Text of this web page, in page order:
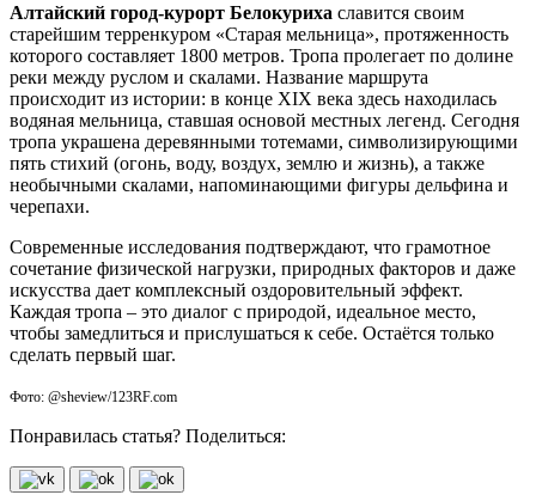
Алтайский город-курорт Белокуриха славится своим
старейшим терренкуром «Старая мельница», протяженность
которого составляет 1800 метров. Тропа пролегает по долине
реки между руслом и скалами. Название маршрута
происходит из истории: в конце XIX века здесь находилась
водяная мельница, ставшая основой местных легенд. Сегодня
тропа украшена деревянными тотемами, символизирующими
пять стихий (огонь, воду, воздух, землю и жизнь), а также
необычными скалами, напоминающими фигуры дельфина и
черепахи.
Современные исследования подтверждают, что грамотное
сочетание физической нагрузки, природных факторов и даже
искусства дает комплексный оздоровительный эффект.
Каждая тропа – это диалог с природой, идеальное место,
чтобы замедлиться и прислушаться к себе. Остаётся только
сделать первый шаг.
Фото: @sheview/123RF.com
Понравилась статья? Поделиться: